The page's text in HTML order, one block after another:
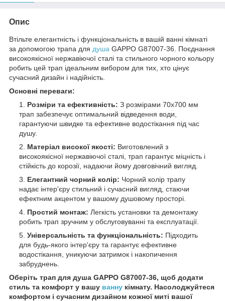
Опис
Втільте елегантність і функціональність в вашій ванні кімнаті
за допомогою трапа для душа GAPPO G87007-36. Поєднання
високоякісної нержавіючої сталі та стильного чорного кольору
робить цей трап ідеальним вибором для тих, хто цінує
сучасний дизайн і надійність.
Основні переваги:
Розміри та ефективність: З розмірами 70х700 мм
трап забезпечує оптимальний відведення води,
гарантуючи швидке та ефективне водостікання під час
душу.
Матеріал високої якості: Виготовлений з
високоякісної нержавіючої сталі, трап гарантує міцність і
стійкість до корозії, надаючи йому довговічний вигляд.
Елегантний чорний колір: Чорний колір трапу
надає інтер'єру стильний і сучасний вигляд, стаючи
ефектним акцентом у вашому душовому просторі.
Простий монтаж: Легкість установки та демонтажу
робить трап зручним у обслуговуванні та експлуатації.
Універсальність та функціональність: Підходить
для будь-якого інтер'єру та гарантує ефективне
водостікання, уникуючи затримок і накопичення
забруднень.
Оберіть трап для душа GAPPO G87007-36, щоб додати
стиль та комфорт у вашу ванну кімнату. Насолоджуйтеся
комфортом і сучасним дизайном кожної миті вашої